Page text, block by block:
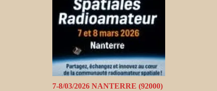
7-8/03/2026 NANTERRE (92000)